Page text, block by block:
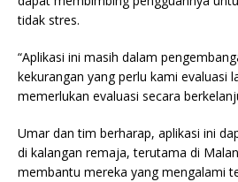
tidak stres.
“Aplikasi ini masih dalam
kekurangan yang perlu kami evaluasi
memerlukan evaluasi secara
Umar dan tim berharap, aplikasi ini
di kalangan remaja, terutama di
membantu mereka yang mengalami